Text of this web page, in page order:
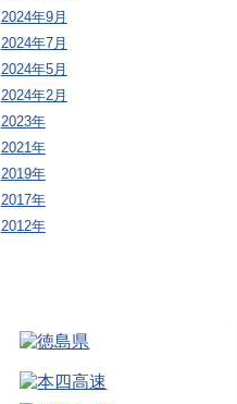
2024年9月
2024年7月
2024年5月
2024年2月
2023年
2021年
2019年
2017年
2012年